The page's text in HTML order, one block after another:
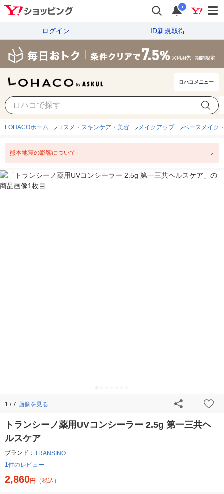
i
ログイン ID新規取得
ロハコメニュー
LOHACOホーム コスメ・スキンケア・美容 メイクアップ ベースメイク
熊本地震の影響について
1 / 7 画像を見る
トランシーノ薬用UVコンシーラー 2.5g 第一三共ヘ
ルスケア
ブランド： TRANSINO
1件のレビュー
2,860円 （税込）